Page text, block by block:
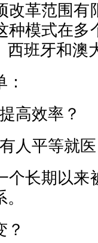
改革范围有
种模式在多
西班牙和澳
高效率？
人平等就
个长期以来
？